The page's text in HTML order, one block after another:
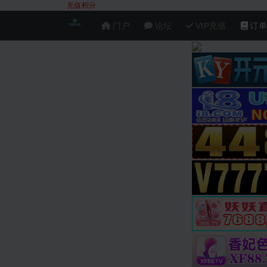
充值积分
门户 论坛 VIP充值 订